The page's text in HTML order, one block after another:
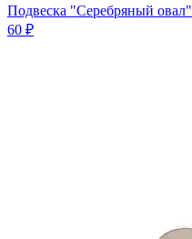
Подвеска "Серебряный овал"
60 ₽